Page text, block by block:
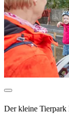
Der kleine Tierpark